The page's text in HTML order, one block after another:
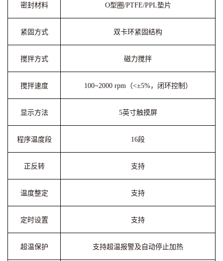
密封材料 O型圈/PTFE/PPL垫片
紧固方式 双卡环紧固结构
搅拌方式 磁力搅拌
搅拌速度 100~2000 rpm（<±5%，闭环控制）
显示方法 5英寸触摸屏
程序温度段 16段
正反转 支持
温度整定 支持
定时设置 支持
超温保护 支持超温报警及自动停止加热